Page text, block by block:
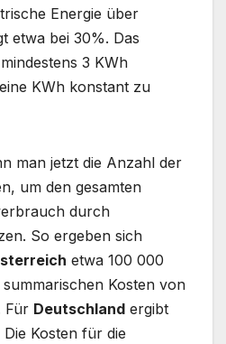
Energie über
etwa bei 30%. Das
3 KWh
KWh konstant zu
man jetzt die Anzahl der
um den gesamten
durch
So ergeben sich
etwa 100 000
Kosten von
Für Deutschland ergibt
Kosten für die